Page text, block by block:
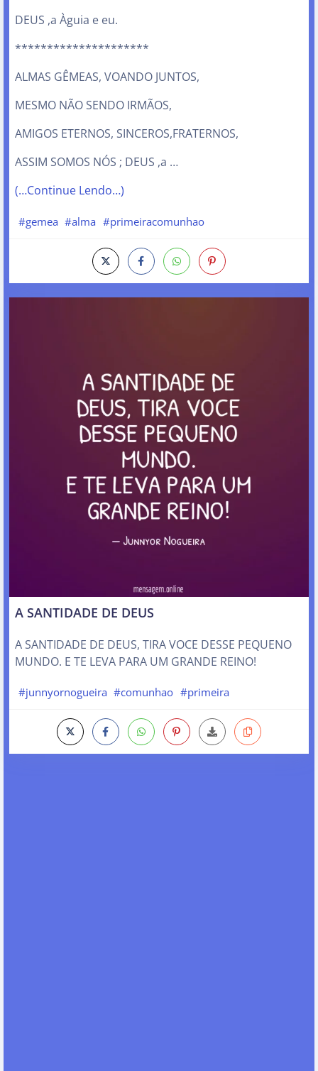
DEUS ,a Àguia e eu.
*********************
ALMAS GÊMEAS, VOANDO JUNTOS,
MESMO NÃO SENDO IRMÃOS,
AMIGOS ETERNOS, SINCEROS,FRATERNOS,
ASSIM SOMOS NÓS ; DEUS ,a …
(…Continue Lendo…)
#gemea #alma #primeiracomunhao
A SANTIDADE DE DEUS
A SANTIDADE DE DEUS, TIRA VOCE DESSE PEQUENO
MUNDO. E TE LEVA PARA UM GRANDE REINO!
#junnyornogueira #comunhao #primeira